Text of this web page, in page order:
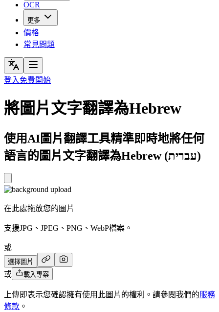
OCR
更多
價格
常見問題
登入 免費開始
將圖片文字翻譯為Hebrew
使用AI圖片翻譯工具精準即時地將任何
語言的圖片文字翻譯為Hebrew (עברית)
在此處拖放您的圖片
支援JPG、JPEG、PNG、WebP檔案。
或
選擇圖片
或 載入專案
上傳即表示您確認擁有使用此圖片的權利。請參閱我們的服務
條款 。